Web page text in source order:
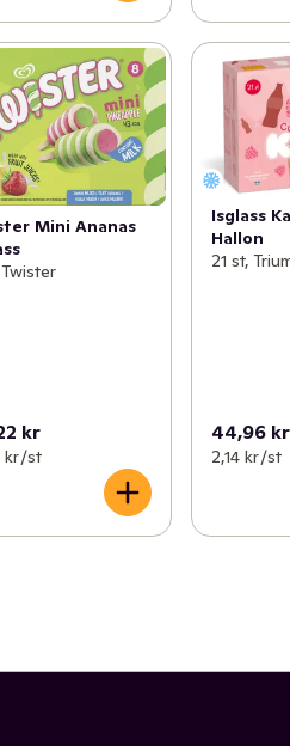
Mini Ananas
kr
kr /st
Isglass
Hallon
21 st,
44,96 kr
2,14 kr /st